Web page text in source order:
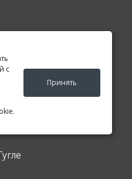
с
Принять
Контакты
в Петербурге